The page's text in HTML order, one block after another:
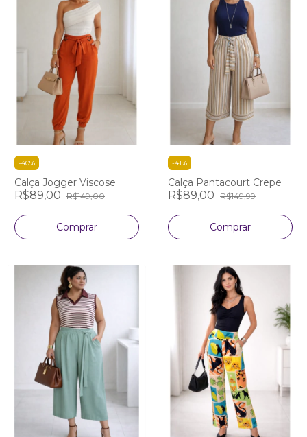
-40%
Calça Jogger Viscose
R$89,00 R$149,00
Comprar
-41%
Calça Pantacourt Crepe
R$89,00 R$149,99
Comprar